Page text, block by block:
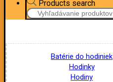
Products search
Batérie do hodiniek
Hodinky
Hodiny